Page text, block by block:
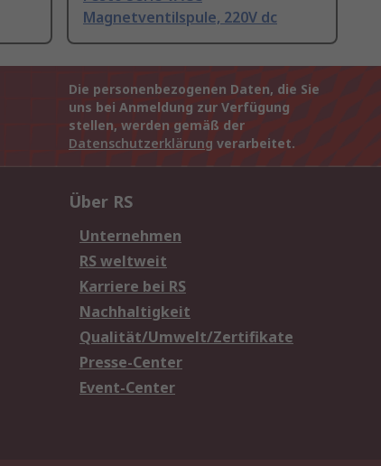
Magnetventilspule, 220V dc
Die personenbezogenen Daten, die Sie
uns bei Anmeldung zur Verfügung
stellen, werden gemäß der
Datenschutzerklärung verarbeitet.
Über RS
Unternehmen
RS weltweit
Karriere bei RS
Nachhaltigkeit
Qualität/Umwelt/Zertifikate
Presse-Center
Event-Center